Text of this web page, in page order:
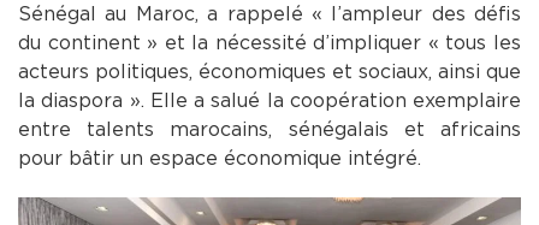
Sénégal au Maroc, a rappelé « l’ampleur des défis
du continent » et la nécessité d’impliquer « tous les
acteurs politiques, économiques et sociaux, ainsi que
la diaspora ». Elle a salué la coopération exemplaire
entre talents marocains, sénégalais et africains
pour bâtir un espace économique intégré.